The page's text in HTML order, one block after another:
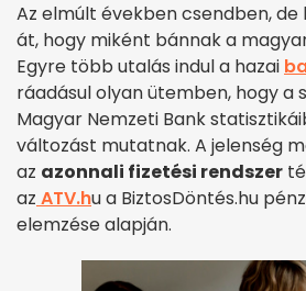
Az elmúlt években csendben,
át, hogy miként bánnak a
Egyre több utalás indul a hazai
ráadásul olyan ütemben, hogy a
Magyar Nemzeti Bank
változást mutatnak. A jelenség
az azonnali fizetési rendszer
az ATV.hu a BiztosDöntés.hu
elemzése alapján.